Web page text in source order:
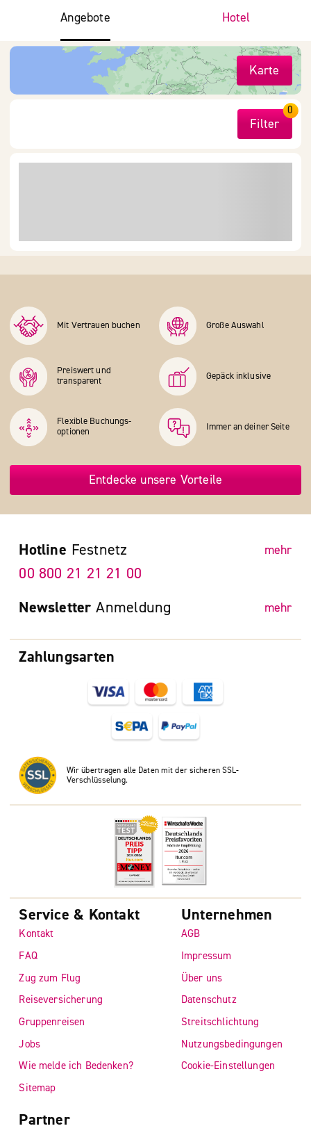
Angebote Hotel
Karte
Filter
0
Mit Vertrauen buchen Große Auswahl
Preiswert und
transparent
Gepäck inklusive
Flexible Buchungs­
optionen
Immer an deiner Seite
Entdecke unsere Vorteile
Zahlungsarten
Wir übertragen alle Daten mit der sicheren SSL-
Verschlüsselung.
Hotline Festnetz mehr
00 800 21 21 21 00
Newsletter Anmeldung mehr
Service & Kontakt
Kontakt
FAQ
Zug zum Flug
Reiseversicherung
Gruppenreisen
Jobs
Wie melde ich Bedenken?
Sitemap
Unternehmen
AGB
Impressum
Über uns
Datenschutz
Streitschlichtung
Nutzungsbedingungen
Cookie-Einstellungen
Partner